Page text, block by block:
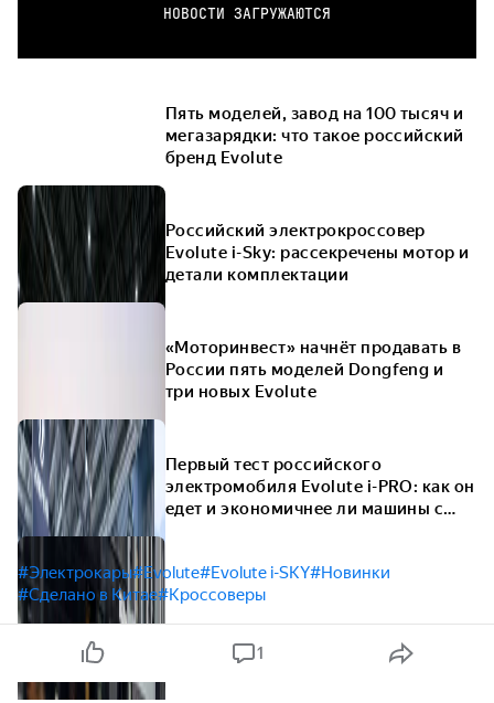
НОВОСТИ ЗАГРУЖАЮТСЯ
Пять моделей, завод на 100 тысяч и
мегазарядки: что такое российский
бренд Evolute
Российский электрокроссовер
Evolute i-Sky: рассекречены мотор и
детали комплектации
«Моторинвест» начнёт продавать в
России пять моделей Dongfeng и
три новых Evolute
Первый тест российского
электромобиля Evolute i-PRO: как он
едет и экономичнее ли машины с
#Электрокары#Evolute#Evolute i-SKY#Новинки
#Сделано в Китае#Кроссоверы
1